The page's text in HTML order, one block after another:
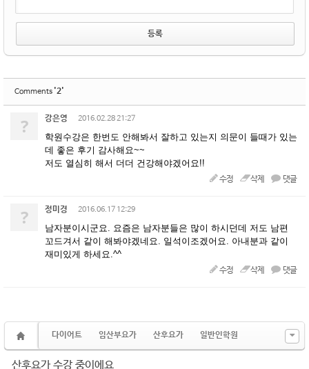
Comments '2'
? 강은영 2016.02.28 21:27
학원수강은 한번도 안해봐서 잘하고 있는지 의문이 들때가 있는
데 좋은 후기 감사해요~~
저도 열심히 해서 더더 건강해야겠어요!!
수정 삭제 댓글
? 정미경 2016.06.17 12:29
남자분이시군요. 요즘은 남자분들은 많이 하시던데 저도 남편
꼬드겨서 같이 해봐야겠네요. 일석이조겠어요. 아내분과 같이
재미있게 하세요.^^
수정 삭제 댓글
다이어트 임산부요가 산후요가 일반인학원
산후요가 수강 중이에요